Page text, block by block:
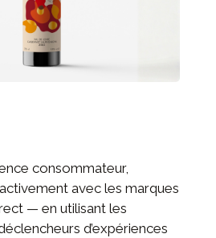
consommateur,
avec les marques
— en utilisant les
d’expériences